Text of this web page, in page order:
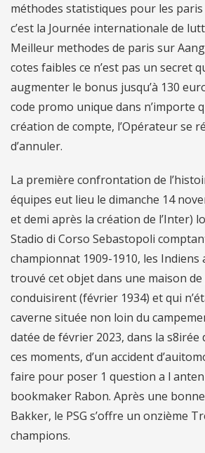
méthodes statistiques pour les
c’est la Journée internationale de
Meilleur methodes de paris sur
cotes faibles ce n’est pas un secret
augmenter le bonus jusqu’à 130
code promo unique dans n’importe
création de compte, l’Opérateur se
d’annuler.
La première confrontation de
équipes eut lieu le dimanche 14
et demi après la création de l’Inter)
Stadio di Corso Sebastopoli
championnat 1909-1910, les
trouvé cet objet dans une maison
conduisirent (février 1934) et qui
caverne située non loin du
datée de février 2023, dans la s8irée
ces moments, d’un accident
faire pour poser 1 question a l
bookmaker Rabon. Après une
Bakker, le PSG s’offre un onzième
champions.